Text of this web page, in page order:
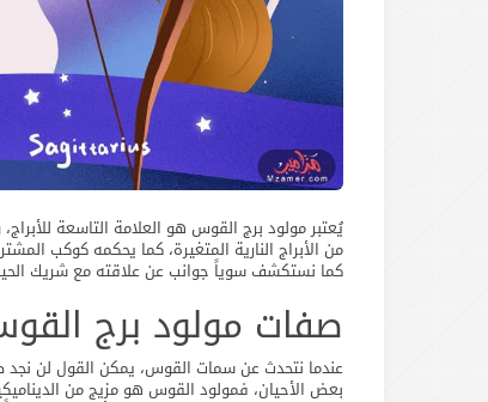
من الأبراج النارية المتغيرة، كما يحكمه كوكب
كما نستكشف سوياً جوانب عن علاقته مع شريك
صفات مولود برج
عندما نتحدث عن سمات القوس، يمكن القول لن نجد
بعض الأحيان، فمولود القوس هو مزيج من